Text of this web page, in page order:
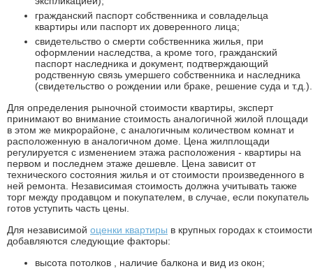
гражданский паспорт собственника и совладельца
квартиры или паспорт их доверенного лица;
свидетельство о смерти собственника жилья, при
оформлении наследства, а кроме того, гражданский
паспорт наследника и документ, подтверждающий
родственную связь умершего собственника и наследника
(свидетельство о рождении или браке, решение суда и т.д.).
Для определения рыночной стоимости квартиры, эксперт
принимают во внимание стоимость аналогичной жилой площади
в этом же микрорайоне, с аналогичным количеством комнат и
расположенную в аналогичном доме. Цена жилплощади
регулируется с изменением этажа расположения - квартиры на
первом и последнем этаже дешевле. Цена зависит от
технического состояния жилья и от стоимости произведенного в
ней ремонта. Независимая стоимость должна учитывать также
торг между продавцом и покупателем, в случае, если покупатель
готов уступить часть цены.
Для независимой оценки квартиры в крупных городах к стоимости
добавляются следующие факторы:
высота потолков , наличие балкона и вид из окон;